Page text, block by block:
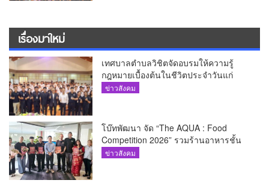
เรื่องมาใหม่
เทศบาลตำบลวิชิตจัดอบรมให้ความรู้
กฎหมายเบื้องต้นในชีวิตประจำวันแก่
เยาวชน
ข่าวสังคม
โบ๊ทพัฒนา จัด “The AQUA : Food
Competition 2026” รวมร้านอาหารชั้น
นำของ The Shopps at The AQUA ชู
ข่าวสังคม